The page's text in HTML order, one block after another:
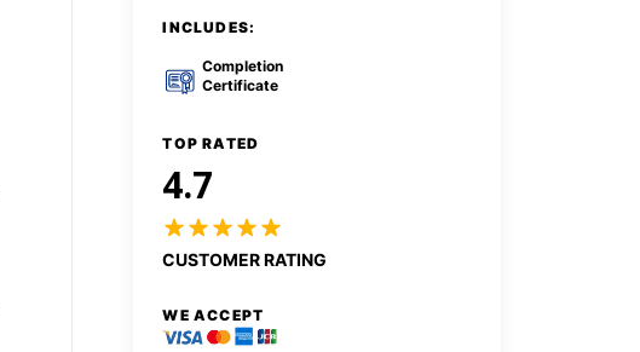
INCLUDES:
Completion
Certificate
TOP RATED
4.7
CUSTOMER RATING
WE ACCEPT